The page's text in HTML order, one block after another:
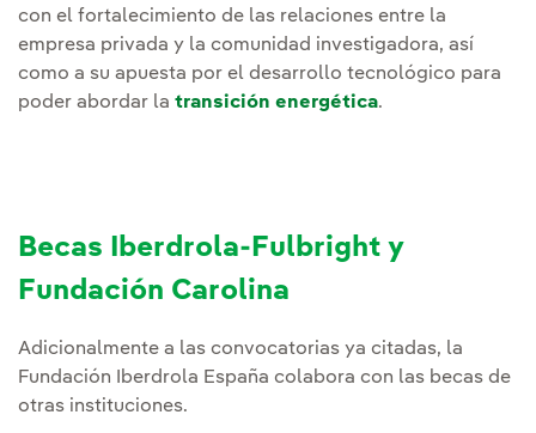
con el fortalecimiento de las relaciones entre la
empresa privada y la comunidad investigadora, así
como a su apuesta por el desarrollo tecnológico para
poder abordar la transición energética.
Becas Iberdrola-Fulbright y
Fundación Carolina
Adicionalmente a las convocatorias ya citadas, la
Fundación Iberdrola España colabora con las becas de
otras instituciones.